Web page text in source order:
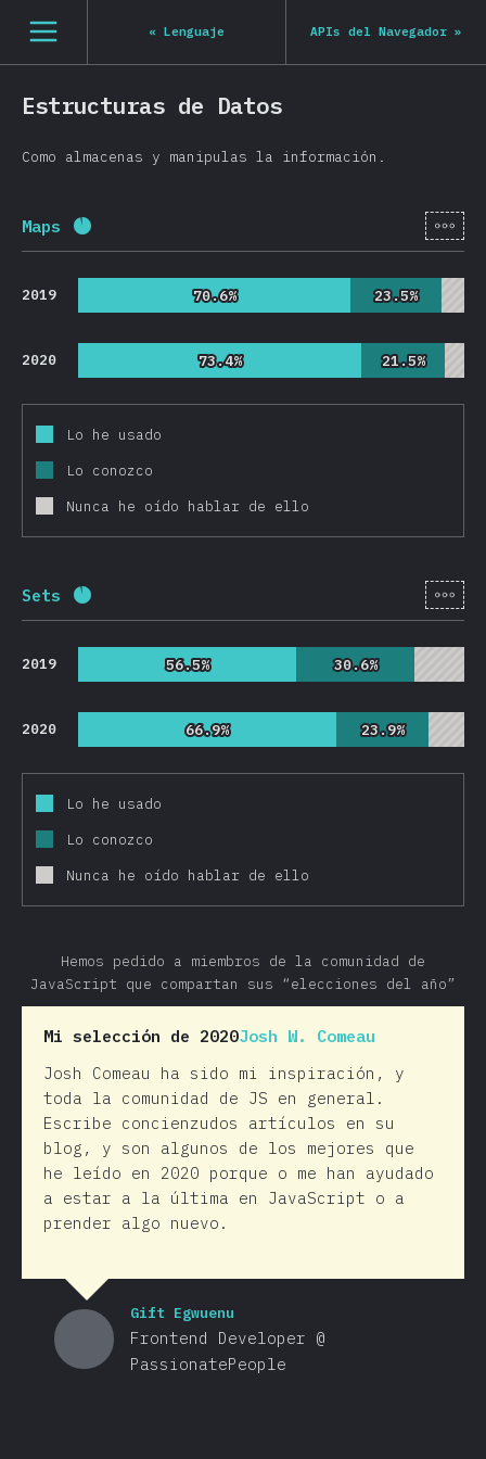
[es-ES] general.open_nav
« Lenguaje APIs del Navegador »
Estructuras de Datos
Como almacenas y manipulas la información.
Maps Porcentaje completado: [es-
2019 70.6%
70.6% 23.5%
23.5%
2020 73.4%
73.4% 21.5%
21.5%
Lo he usado
Lo conozco
Nunca he oído hablar de ello
Sets Porcentaje completado: [es-
2019 56.5%
56.5% 30.6%
30.6%
2020 66.9%
66.9% 23.9%
23.9%
Lo he usado
Lo conozco
Nunca he oído hablar de ello
Hemos pedido a miembros de la comunidad de
JavaScript que compartan sus “elecciones del año”
Mi selección de 2020Josh W. Comeau
Josh Comeau ha sido mi inspiración, y
toda la comunidad de JS en general.
Escribe concienzudos artículos en su
blog, y son algunos de los mejores que
he leído en 2020 porque o me han ayudado
a estar a la última en JavaScript o a
prender algo nuevo.
Gift Egwuenu
Frontend Developer @
PassionatePeople